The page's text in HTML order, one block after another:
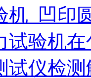
机_凹印
试验机
试仪检